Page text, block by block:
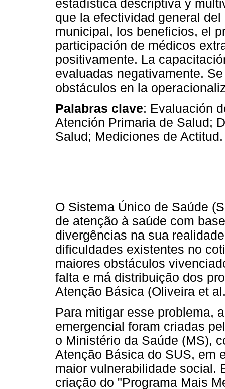
estadística descriptiva y
que la efectividad general
municipal, los beneficios, el
participación de médicos
positivamente. La
evaluadas negativamente.
obstáculos en la
Palabras clave: Evaluación
Atención Primaria de Salud;
Salud; Mediciones de Actitud.
O Sistema Único de Saúde
de atenção à saúde com
divergências na sua
dificuldades existentes no
maiores obstáculos
falta e má distribuição dos
Atenção Básica (Oliveira et
Para mitigar esse problema,
emergencial foram criadas
o Ministério da Saúde (MS),
Atenção Básica do SUS, em
maior vulnerabilidade social.
criação do "Programa Mais